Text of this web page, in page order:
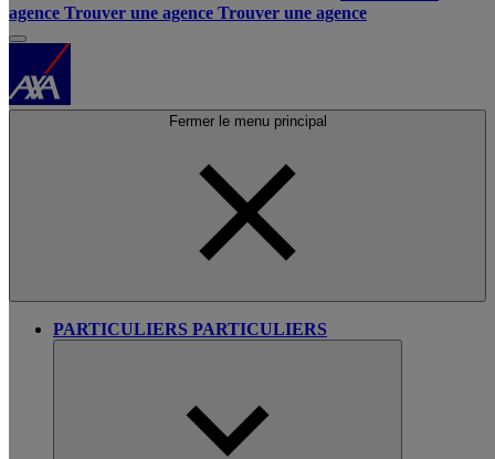
agence Trouver une agence Trouver une agence
Fermer le menu principal
PARTICULIERS PARTICULIERS